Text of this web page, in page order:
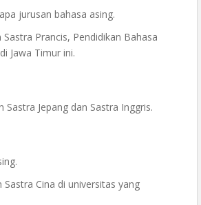
jurusan bahasa asing.
Prancis, Pendidikan Bahasa
Jawa Timur ini.
Jepang dan Sastra Inggris.
Cina di universitas yang